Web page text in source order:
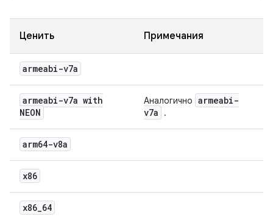
Ценить Примечания
armeabi-v7a
armeabi-v7a with
NEON
Аналогично armeabi-
v7a
.
arm64-v8a
x86
x86_64